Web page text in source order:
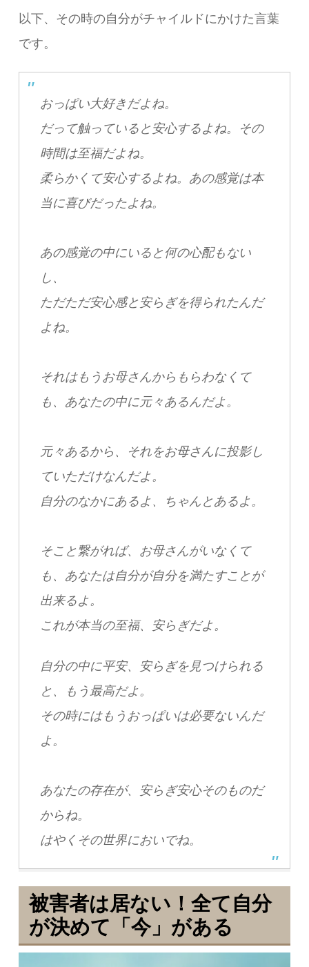
以下、その時の自分がチャイルドにかけた言葉
です。
おっぱい大好きだよね。
だって触っていると安心するよね。
その
時間は至福だよね。
柔らかくて安心するよね。 あの感覚は本
当に喜びだったよね。
あの感覚の中にいると何の心配もない
し、
ただただ安心感と安らぎを得られたんだ
よね。
それはもうお母さんからもらわなくて
も、 あなたの中に元々あるんだよ。
元々あるから、
それをお母さんに投影し
ていただけなんだよ。
自分のなかにあるよ、ちゃんとあるよ。
そこと繋がれば、お母さんがいなくて
も、 あなたは自分が自分を満たすことが
出来るよ。
これが本当の至福、安らぎだよ。
自分の中に平安、安らぎを見つけられる
と、
もう最高だよ。
その時にはもうおっぱいは必要ないんだ
よ。
あなたの存在が、 安らぎ安心そのものだ
からね。
はやくその世界においでね。
被害者は居ない！全て自分
が決めて「今」がある